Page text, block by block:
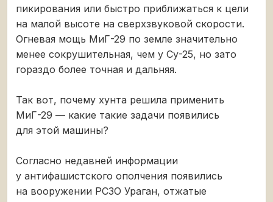
пикирования или быстро приближаться к цели
на малой высоте на сверхзвуковой скорости.
Огневая мощь МиГ-29 по земле значительно
менее сокрушительная, чем у Су-25, но зато
гораздо более точная и дальняя.
Так вот, почему хунта решила применить
МиГ-29 — какие такие задачи появились
для этой машины?
Согласно недавней информации
у антифашистского ополчения появились
на вооружении РСЗО Ураган, отжатые